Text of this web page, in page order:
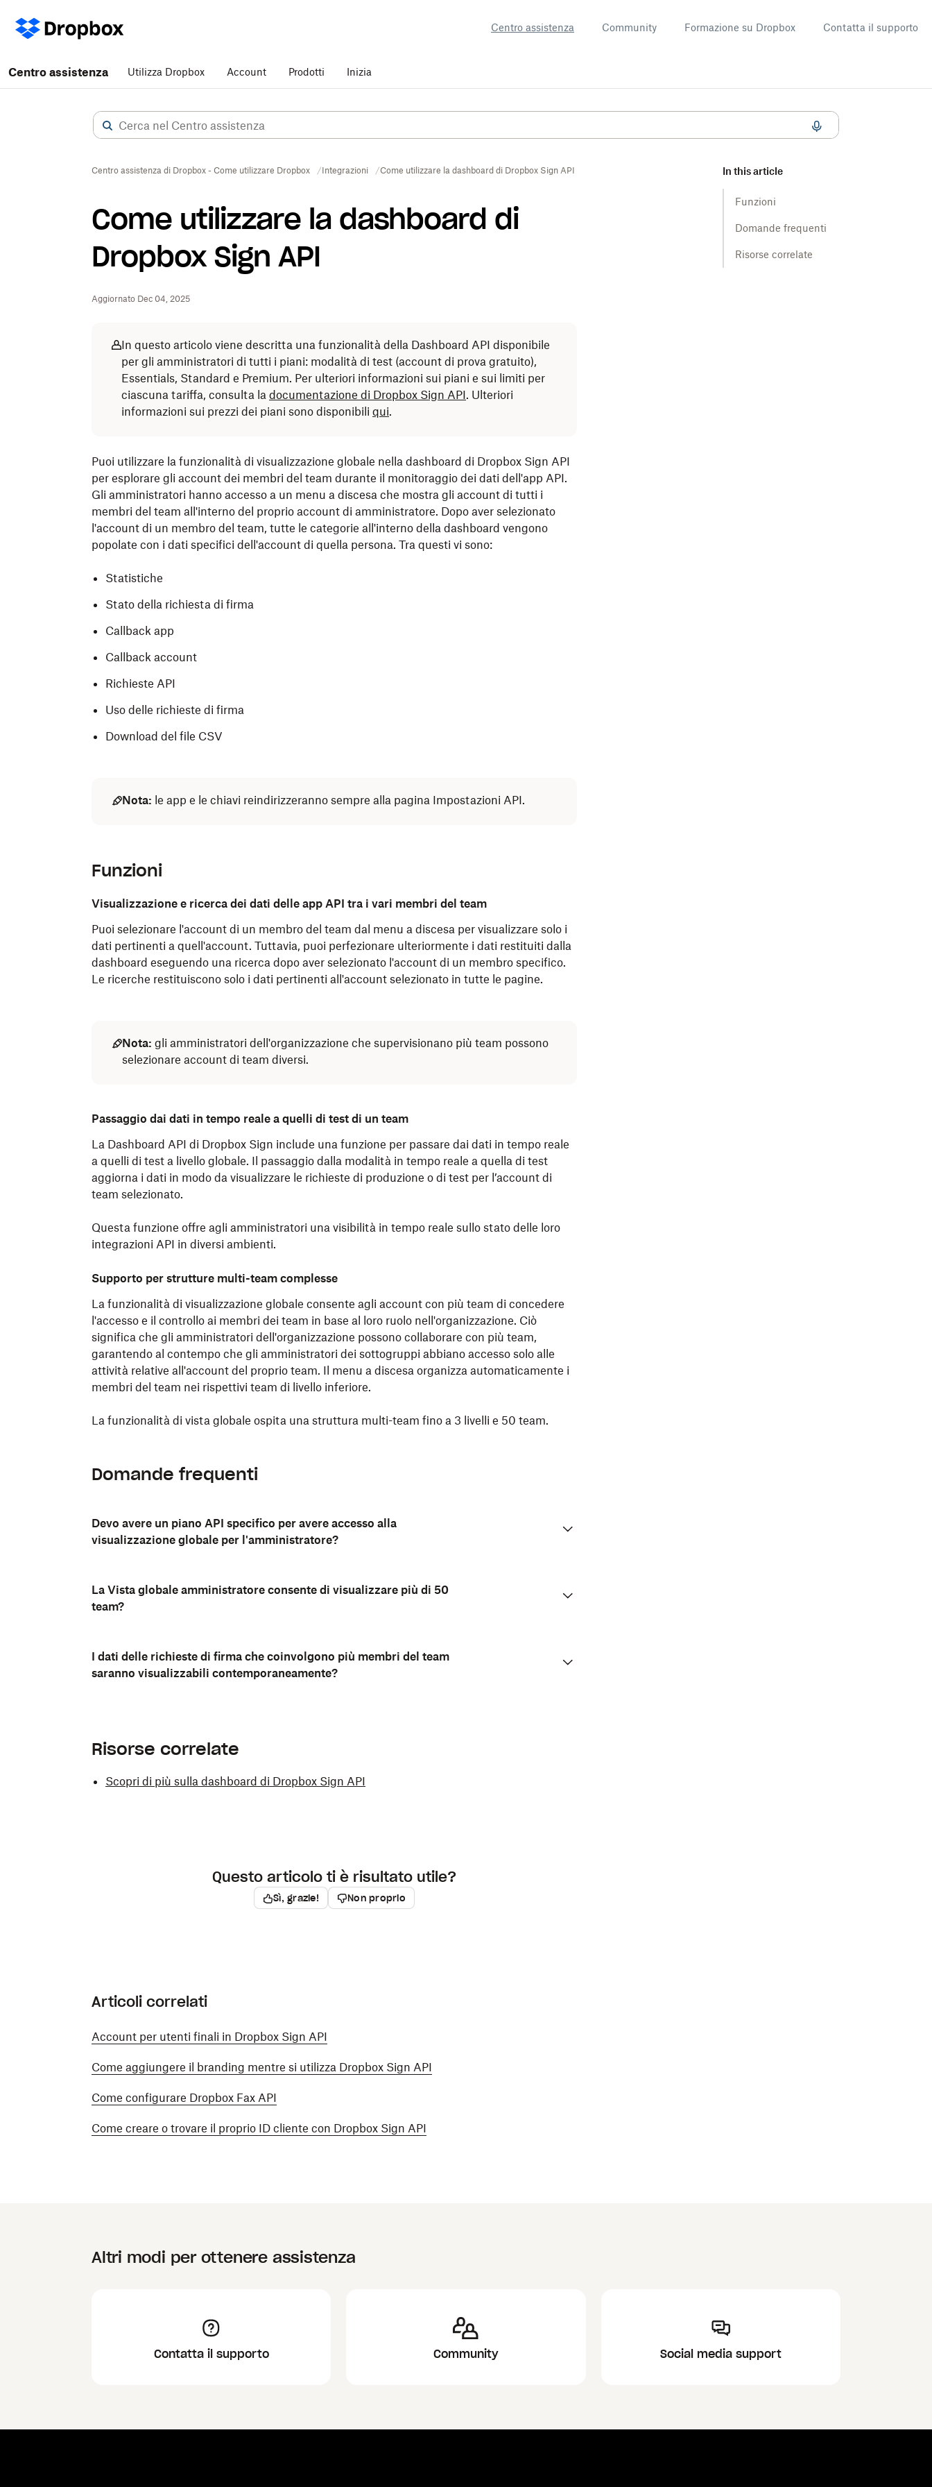
Centro assistenza Community Formazione su Dropbox Contatta il supporto
Centro assistenza Utilizza Dropbox Account Prodotti Inizia
Centro assistenza di Dropbox - Come utilizzare Dropbox Integrazioni Come utilizzare la dashboard di Dropbox Sign API
Come utilizzare la dashboard di
Dropbox Sign API
Aggiornato Dec 04, 2025
In this article
Funzioni
Domande frequenti
Risorse correlate
In questo articolo viene descritta una funzionalità della Dashboard API disponibile
per gli amministratori di tutti i piani: modalità di test (account di prova gratuito),
Essentials, Standard e Premium. Per ulteriori informazioni sui piani e sui limiti per
ciascuna tariffa, consulta la documentazione di Dropbox Sign API. Ulteriori
informazioni sui prezzi dei piani sono disponibili qui.
Puoi utilizzare la funzionalità di visualizzazione globale nella dashboard di Dropbox Sign API
per esplorare gli account dei membri del team durante il monitoraggio dei dati dell'app API.
Gli amministratori hanno accesso a un menu a discesa che mostra gli account di tutti i
membri del team all'interno del proprio account di amministratore. Dopo aver selezionato
l'account di un membro del team, tutte le categorie all'interno della dashboard vengono
popolate con i dati specifici dell'account di quella persona. Tra questi vi sono:
Statistiche
Stato della richiesta di firma
Callback app
Callback account
Richieste API
Uso delle richieste di firma
Download del file CSV
Nota: le app e le chiavi reindirizzeranno sempre alla pagina Impostazioni API.
Funzioni
Visualizzazione e ricerca dei dati delle app API tra i vari membri del team
Puoi selezionare l'account di un membro del team dal menu a discesa per visualizzare solo i
dati pertinenti a quell'account. Tuttavia, puoi perfezionare ulteriormente i dati restituiti dalla
dashboard eseguendo una ricerca dopo aver selezionato l'account di un membro specifico.
Le ricerche restituiscono solo i dati pertinenti all'account selezionato in tutte le pagine.
Nota: gli amministratori dell'organizzazione che supervisionano più team possono
selezionare account di team diversi.
Passaggio dai dati in tempo reale a quelli di test di un team
La Dashboard API di Dropbox Sign include una funzione per passare dai dati in tempo reale
a quelli di test a livello globale. Il passaggio dalla modalità in tempo reale a quella di test
aggiorna i dati in modo da visualizzare le richieste di produzione o di test per l’account di
team selezionato.
Questa funzione offre agli amministratori una visibilità in tempo reale sullo stato delle loro
integrazioni API in diversi ambienti.
Supporto per strutture multi-team complesse
La funzionalità di visualizzazione globale consente agli account con più team di concedere
l'accesso e il controllo ai membri dei team in base al loro ruolo nell'organizzazione. Ciò
significa che gli amministratori dell'organizzazione possono collaborare con più team,
garantendo al contempo che gli amministratori dei sottogruppi abbiano accesso solo alle
attività relative all'account del proprio team. Il menu a discesa organizza automaticamente i
membri del team nei rispettivi team di livello inferiore.
La funzionalità di vista globale ospita una struttura multi-team fino a 3 livelli e 50 team.
Domande frequenti
Devo avere un piano API specifico per avere accesso alla
visualizzazione globale per l'amministratore?
La Vista globale amministratore consente di visualizzare più di 50
team?
I dati delle richieste di firma che coinvolgono più membri del team
saranno visualizzabili contemporaneamente?
Risorse correlate
Scopri di più sulla dashboard di Dropbox Sign API
Questo articolo ti è risultato utile?
Sì, grazie! Non proprio
Articoli correlati
Account per utenti finali in Dropbox Sign API
Come aggiungere il branding mentre si utilizza Dropbox Sign API
Come configurare Dropbox Fax API
Come creare o trovare il proprio ID cliente con Dropbox Sign API
Altri modi per ottenere assistenza
Contatta il supporto Community Social media support